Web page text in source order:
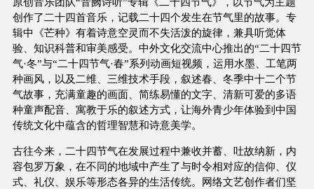
创作了二十四首音乐，记载二十四个发生在节气里的故事。专
辑中《芒种》有着诗意空灵而不失活泼的旋律，兼具听觉体
验、知识科普和审美感受。中外文化交流中心推出的“二十四节
气·冬”与“二十四节气·春”系列动画短视频，运用水墨、工笔两
种画风，以及二维、三维技术手段，叙述春、冬季中十二个节
气故事，充满童趣的画面、简练易懂的文字、清新可爱的多语
种童声配音、寓教于乐的叙述方式，让海外青少年体验到中国
传统文化中蕴含的哲理智慧和诗意美学。
古往今来，二十四节气在发展过程中兼收并蓄、吐故纳新，内
容包罗万象，在不同的地域中产生了与时令相对应的信仰、仪
式、礼仪、娱乐等形态各异的生活传统。网络文艺创作者们坚